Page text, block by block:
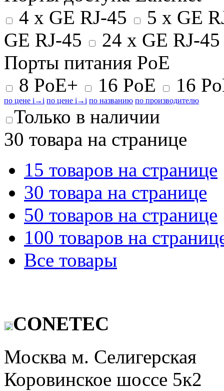
4 x GE RJ-45
5 x GE
GE RJ-45
24 x GE RJ-
Порты питания PoE
8 PoE+
16 PoE 16
по цене i →i по цене i →i по названию по производителю
Только в наличии
30 товара на странице
15 товаров на странице
30 товара на странице
50 товаров на странице
100 товаров на
Все товары
CONETEC
Москва м. Селигерская
Коровинское шоссе 5к2